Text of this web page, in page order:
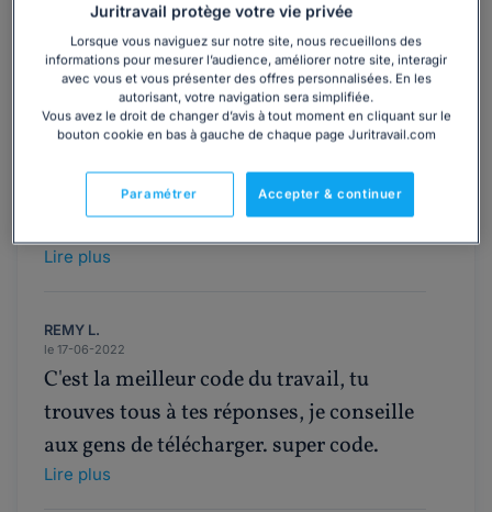
5/5
Kamel B.
le 06-03-2026
Lire plus
REMY L.
le 17-06-2022
C'est la meilleur code du travail, tu
trouves tous à tes réponses, je conseille
aux gens de télécharger. super code.
Lire plus
Juritravail protège votre vie privée
Lorsque vous naviguez sur notre site, nous recueillons des
informations pour mesurer l’audience, améliorer notre site, interagir
avec vous et vous présenter des offres personnalisées. En les
autorisant, votre navigation sera simplifiée.
Vous avez le droit de changer d’avis à tout moment en cliquant sur le
bouton cookie en bas à gauche de chaque page Juritravail.com
Accepter & continuer
Paramétrer